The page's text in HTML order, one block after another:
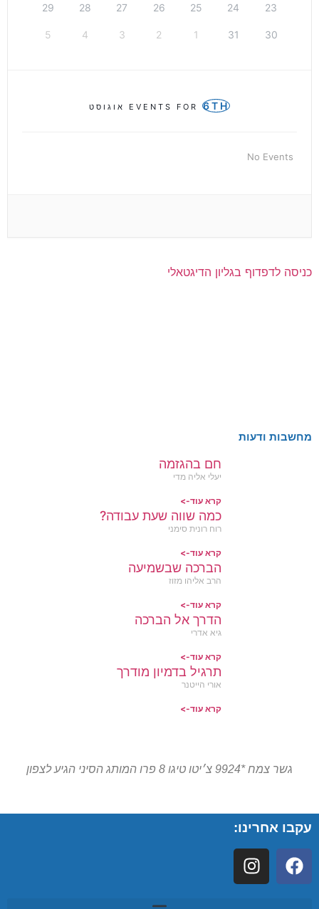
23
24
25
26
27
28
29
30
31
1
2
3
4
5
EVENTS FOR 6TH אוגוסט
No Events
כניסה לדפדוף בגליון הדיגטאלי
מחשבות ודעות
חם בהגזמה
יעלי אליה מדי
קרא עוד->
כמה שווה שעת עבודה?
רוח רונית סימני
קרא עוד->
הברכה שבשמיעה
הרב אליהו מזוז
קרא עוד->
הדרך אל הברכה
גיא אדרי
קרא עוד->
תרגיל בדמיון מודרך
אורי הייטנר
קרא עוד->
גשר צמח *9924 צ׳יטו טיגו 8 פרו המותג הסיני הגיע לצפון
עקבו אחרינו: